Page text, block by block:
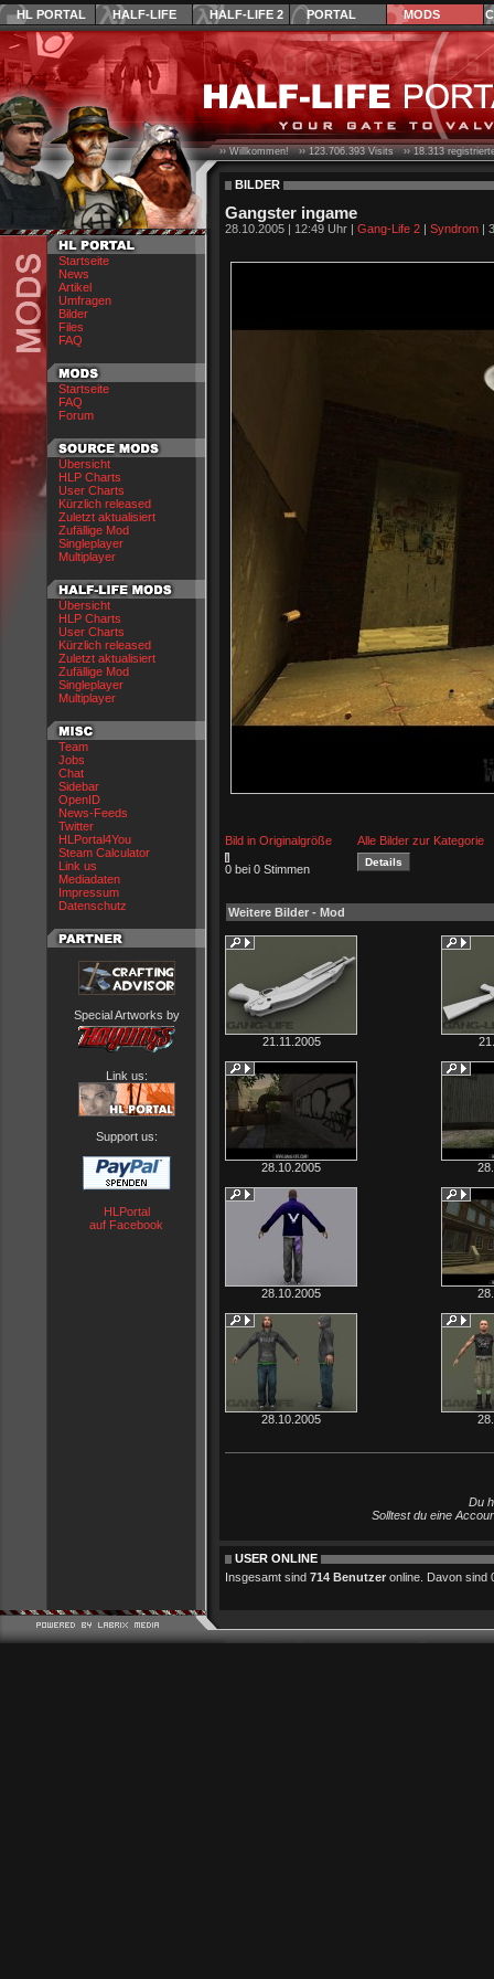
HL PORTAL HALF-LIFE HALF-LIFE 2 PORTAL MODS
Startseite
News
Artikel
Umfragen
Bilder
Files
FAQ
Startseite
FAQ
Forum
Übersicht
HLP Charts
User Charts
Kürzlich released
Zuletzt aktualisiert
Zufällige Mod
Singleplayer
Multiplayer
Übersicht
HLP Charts
User Charts
Kürzlich released
Zuletzt aktualisiert
Zufällige Mod
Singleplayer
Multiplayer
Team
Jobs
Chat
Sidebar
OpenID
News-Feeds
Twitter
HLPortal4You
Steam Calculator
Link us
Mediadaten
Impressum
Datenschutz
Special Artworks by
Link us:
Support us:
HLPortal
auf Facebook
›› Willkommen! ››123.706.393Visits ››18.313
BILDER
Gangster ingame
28.10.2005 | 12:49 Uhr | Gang-Life 2 | Syndrom |
Bild in Originalgröße Alle Bilder zur Kategorie
0 bei 0 Stimmen
Weitere Bilder - Mod
21.11.2005
28.10.2005
28.10.2005
28.10.2005
Du
Solltest du eine
USER ONLINE
Insgesamt sind 714 Benutzer online. Davon sind